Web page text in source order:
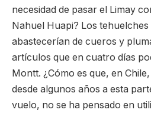
necesidad de pasar el Limay
Nahuel Huapi? Los
abastecerían de cueros y
artículos que en cuatro días
Montt. ¿Cómo es que, en
desde algunos años a esta
vuelo, no se ha pensado en